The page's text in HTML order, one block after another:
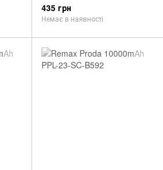
435 грн
Немає в наявності